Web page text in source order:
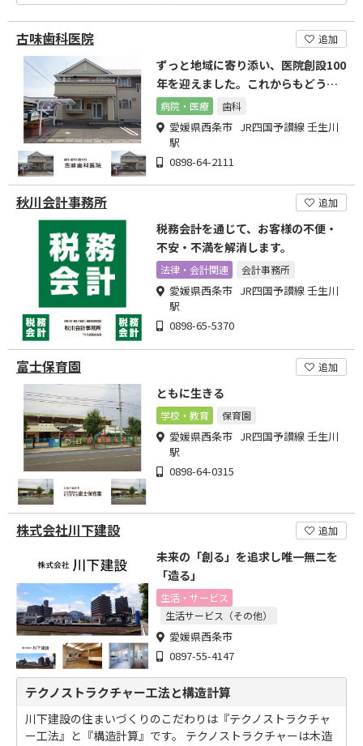
古味歯科医院 追加
ずっと地域に寄り添い、医院創設100
年を迎えました。これからもどうぞ
よろしくお願い致します
病院・医療 歯科
愛媛県西条市 JR四国予讃線 壬生川
駅
0898-64-2111
秋川会計事務所 追加
税務会計を通じて、お客様の不便・
不安・不満を解消します。
法律・会計関連 会計事務所
愛媛県西条市 JR四国予讃線 壬生川
駅
0898-65-5370
富士保育園 追加
ともに生きる
学校・教育 保育園
愛媛県西条市 JR四国予讃線 壬生川
駅
0898-64-0315
株式会社川下建設 追加
未来の「創る」を追求し唯一無二を
「造る」
生活・サービス
生活サービス（その他）
愛媛県西条市
0897-55-4147
テクノストラクチャー工法と構造計算
川下建設の住まいづくりのこだわりは『テクノストラクチャ
ー工法』と『構造計算』です。 テクノストラクチャーは木造